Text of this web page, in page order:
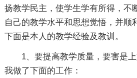
扬教学民主，使学生学有所得，不
自己的教学水平和思想觉悟，并顺
下面是本人的教学经验及教训。
1、要提高教学质量，要害是上
我做了下面的工作：